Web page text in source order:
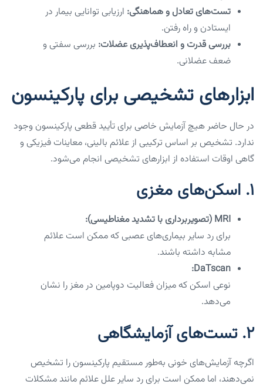
تست‌های تعادل و هماهنگی: ارزیابی توانایی بیمار در
ایستادن و راه رفتن.
بررسی قدرت و انعطاف‌پذیری عضلات: بررسی سفتی و
ضعف عضلانی.
ابزارهای تشخیصی برای پارکینسون
در حال حاضر هیچ آزمایش خاصی برای تأیید قطعی پارکینسون وجود
ندارد. تشخیص بر اساس ترکیبی از علائم بالینی، معاینات فیزیکی و
گاهی اوقات استفاده از ابزارهای تشخیصی انجام می‌شود.
۱. اسکن‌های مغزی
MRI (تصویربرداری با تشدید مغناطیسی):
برای رد سایر بیماری‌های عصبی که ممکن است علائم
مشابه داشته باشند.
DaTscan:
نوعی اسکن که میزان فعالیت دوپامین در مغز را نشان
می‌دهد.
۲. تست‌های آزمایشگاهی
اگرچه آزمایش‌های خونی به‌طور مستقیم پارکینسون را تشخیص
نمی‌دهند، اما ممکن است برای رد سایر علل علائم مانند مشکلات